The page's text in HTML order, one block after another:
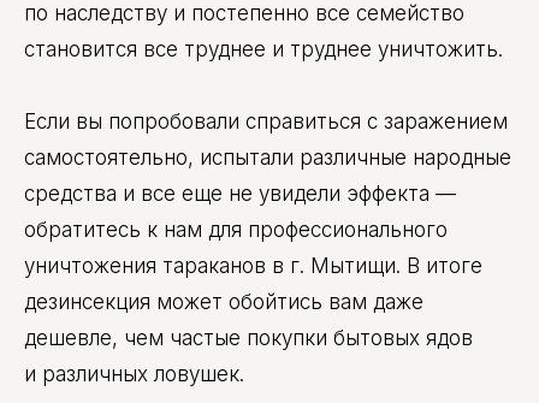
по наследству и постепенно все семейство
становится все труднее и труднее уничтожить.
Если вы попробовали справиться с заражением
самостоятельно, испытали различные народные
средства и все еще не увидели эффекта —
обратитесь к нам для профессионального
уничтожения тараканов в г. Мытищи. В итоге
дезинсекция может обойтись вам даже
дешевле, чем частые покупки бытовых ядов
и различных ловушек.